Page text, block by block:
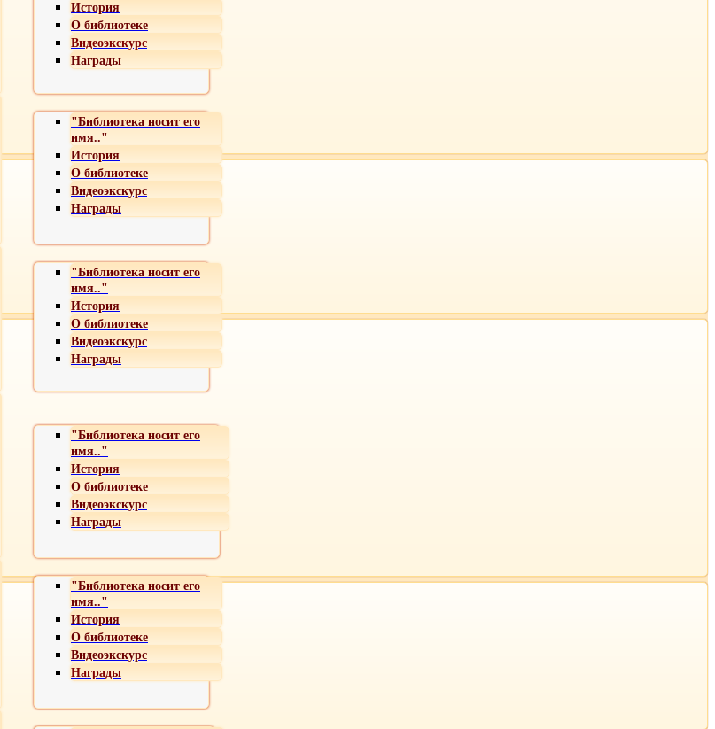
История
О библиотеке
Видеоэкскурс
Награды
"Библиотека носит его
имя.."
История
О библиотеке
Видеоэкскурс
Награды
"Библиотека носит его
имя.."
История
О библиотеке
Видеоэкскурс
Награды
"Библиотека носит его
имя.."
История
О библиотеке
Видеоэкскурс
Награды
"Библиотека носит его
имя.."
История
О библиотеке
Видеоэкскурс
Награды